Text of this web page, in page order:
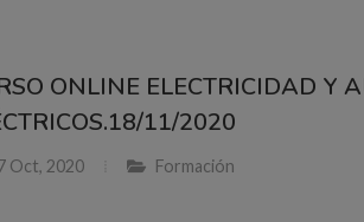
ONLINE ELECTRICIDAD Y
11/2020
Oct, 2020 Formación